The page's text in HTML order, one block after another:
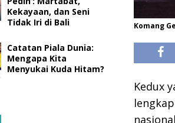
Komang
Kedux
Kekayaan, dan Seni
Tidak Iri di Bali
Catatan Piala Dunia:
Mengapa Kita
Menyukai Kuda Hitam?